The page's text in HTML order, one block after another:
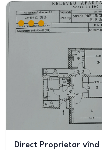
Direct Proprietar